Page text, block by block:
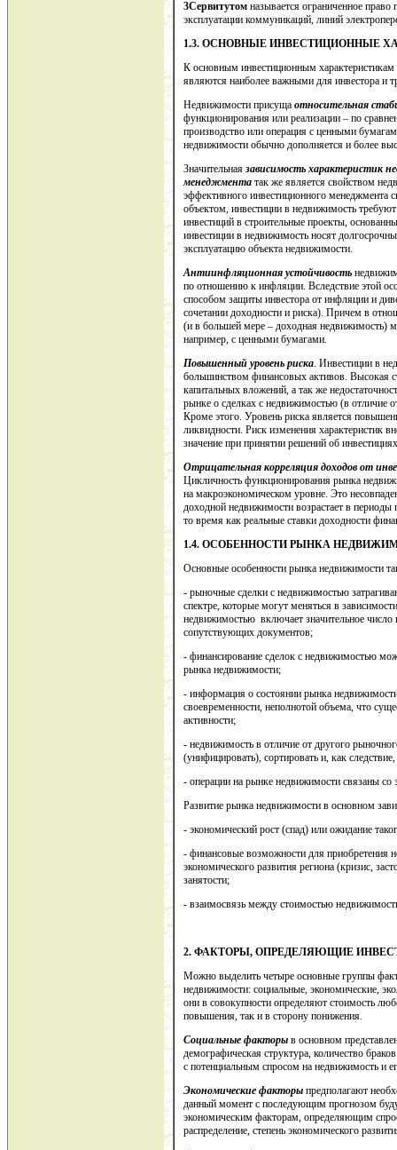
3Сервитутом называется ограниченное
эксплуатации коммуникаций, линий
1.3. ОСНОВНЫЕ ИНВЕСТИЦИОННЫЕ
К основным инвестиционным
являются наиболее важными для инвестора и
Недвижимости присуща относительная
функционирования или реализации – по
производство или операция с ценными
недвижимости обычно дополняется и более
Значительная зависимость характеристик
менеджмента так же является свойством
эффективного инвестиционного менеджмента
объектом, инвестиции в недвижимость требуют
инвестиций в строительные проекты,
инвестиции в недвижимость носят
эксплуатацию объекта недвижимости.
Антиинфляционная устойчивость
по отношению к инфляции. Вследствие этой
способом защиты инвестора от инфляции и
сочетании доходности и риска). Причем в
(и в большей мере – доходная недвижимость)
например, с ценными бумагами.
Повышенный уровень риска. Инвестиции в
большинством финансовых активов. Высокая
капитальных вложений, а так же
рынке о сделках с недвижимостью (в отличие
Кроме этого. Уровень риска является
ликвидности. Риск изменения характеристик
значение при принятии решений об
Отрицательная корреляция доходов от
Цикличность функционирования рынка
на макроэкономическом уровне. Это
доходной недвижимости возрастает в
то время как реальные ставки доходности
1.4. ОСОБЕННОСТИ РЫНКА
Основные особенности рынка недвижимости
- рыночные сделки с недвижимостью
спектре, которые могут меняться в
недвижимостью включает значительное число
сопутствующих документов;
- финансирование сделок с недвижимостью
рынка недвижимости;
- информация о состоянии рынка недвижимости
своевременности, неполнотой объема, что
активности;
- недвижимость в отличие от другого
(унифицировать), сортировать и, как
- операции на рынке недвижимости связаны
Развитие рынка недвижимости в основном
- экономический рост (спад) или ожидание
- финансовые возможности для приобретения
экономического развития региона (кризис,
занятости;
- взаимосвязь между стоимостью
2. ФАКТОРЫ, ОПРЕДЕЛЯЮЩИЕ
Можно выделить четыре основные группы
недвижимости: социальные, экономические,
они в совокупности определяют стоимость
повышения, так и в сторону понижения.
Социальные факторы в основном
демографическая структура, количество
с потенциальным спросом на недвижимость и
Экономические факторы предполагают
данный момент с последующим прогнозом
экономическим факторам, определяющим
распределение, степень экономического